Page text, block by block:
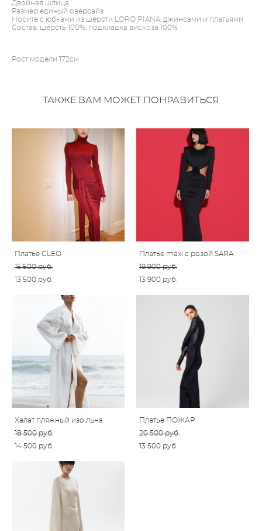
Двойная шлица
Размер единый оверсайз
Носите с юбками из шерсти LORO PIANA, джинсами и платьями
Состав: шерсть 100%, подкладка вискоза 100%
Рост модели 172см
ТАКЖЕ ВАМ МОЖЕТ ПОНРАВИТЬСЯ
Платье CLEO
15 500 pуб.
13 500 pуб.
Платье maxi с розой SARA
19 900 pуб.
13 900 pуб.
Халат пляжный изо льна
18 500 pуб.
14 500 pуб.
Платье ПОЖАР
20 500 pуб.
13 500 pуб.